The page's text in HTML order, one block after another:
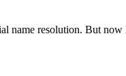
resolution. But